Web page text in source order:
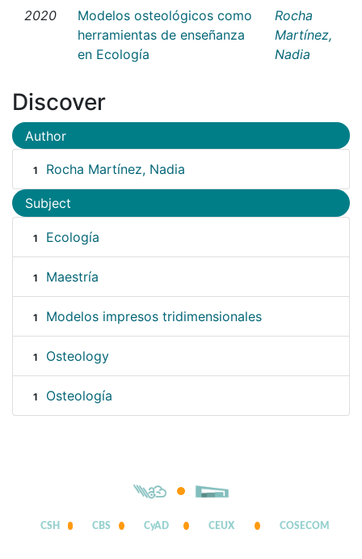
2020
Modelos osteológicos como
herramientas de enseñanza
en Ecología
Rocha
Martínez,
Nadia
Discover
Author
1 Rocha Martínez, Nadia
Subject
1 Ecología
1 Maestría
1 Modelos impresos tridimensionales
1 Osteology
1 Osteología
CSH CBS CyAD CEUX COSECOM